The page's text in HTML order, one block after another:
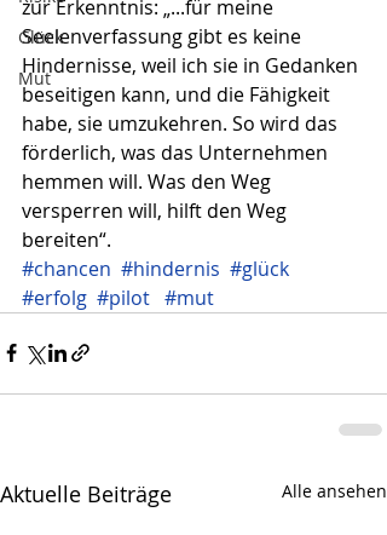
Glück
Mut
zur Erkenntnis: „...für meine
Seelenverfassung gibt es keine
Hindernisse, weil ich sie in Gedanken
beseitigen kann, und die Fähigkeit
habe, sie umzukehren. So wird das
förderlich, was das Unternehmen
hemmen will. Was den Weg
versperren will, hilft den Weg
bereiten“.
#chancen #hindernis #glück
#erfolg #pilot #mut
Aktuelle Beiträge Alle ansehen